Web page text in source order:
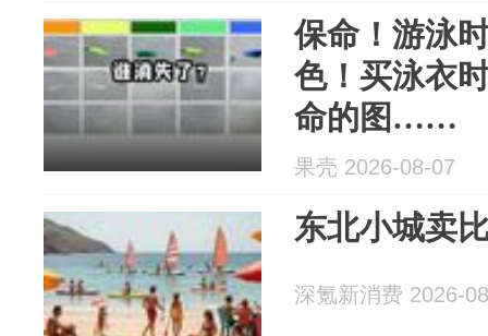
保命！游泳
色！买泳衣
命的图……
果壳 2026-08-07
东北小城卖
深氪新消费 2026-